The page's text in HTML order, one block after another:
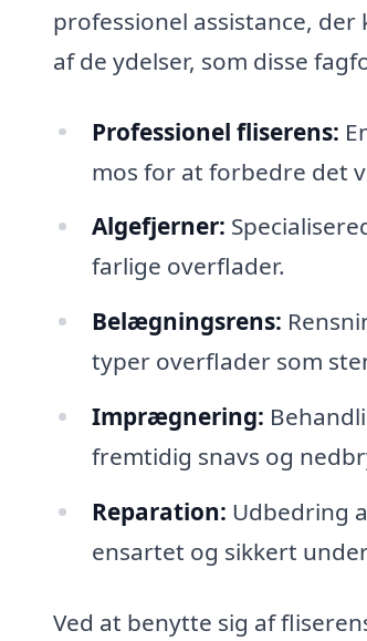
professionel assistance,
af de ydelser, som disse
Professionel fliserens:
mos for at forbedre det
Algefjerner:
farlige overflader.
Belægningsrens:
typer overflader som
Imprægnering:
fremtidig snavs og
Reparation: Udbedring
ensartet og sikkert
Ved at benytte sig af